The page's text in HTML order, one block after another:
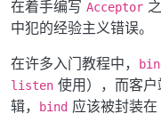
在着手编写 Acceptor
中犯的经验主义错误。
在许多入门教程中，
listen 使用），而客
辑，
bind 应该被封装在